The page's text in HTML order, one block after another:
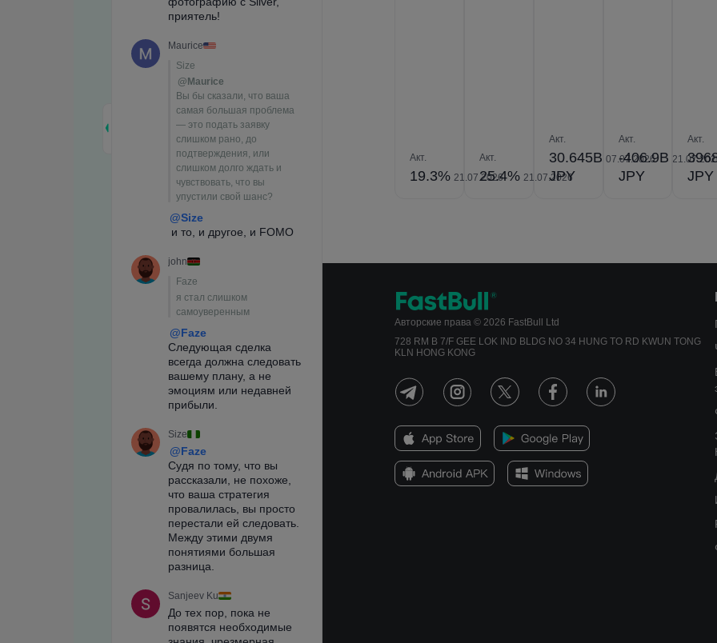
Акт.
19.3% 21.07.2026
Акт.
25.4% 21.07.2026
Акт.
30.645B
JPY
07.07.2026
Акт.
-406.9B
JPY
Акт.
JPY
Авторские права © 2026 FastBull Ltd
728 RM B 7/F GEE LOK IND BLDG NO 34 HUNG TO RD KWUN TONG
KLN HONG KONG